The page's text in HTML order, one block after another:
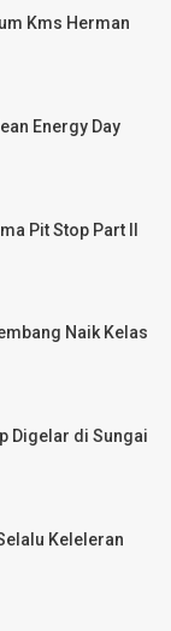
Kms Herman
Energy Day
Pit Stop Part II
Naik Kelas
Digelar di Sungai
Keleleran